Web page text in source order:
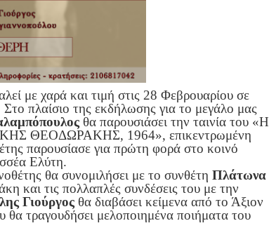
με χαρά και τιμή στις 28 Φεβρουαρίου σε
πλαίσιο της εκδήλωσης για το μεγάλο μας
θα παρουσιάσει την ταινία του «Η
ΘΕΟΔΩΡΑΚΗΣ, 1964», επικεντρωμένη
παρουσίασε για πρώτη φορά στο κοινό
Ελύτη.
θα συνομιλήσει με το συνθέτη Πλάτωνα
και τις πολλαπλές συνδέσεις του με την
Γιούργοςθα διαβάσει κείμενα από το Άξιον
θα τραγουδήσει μελοποιημένα ποιήματα του